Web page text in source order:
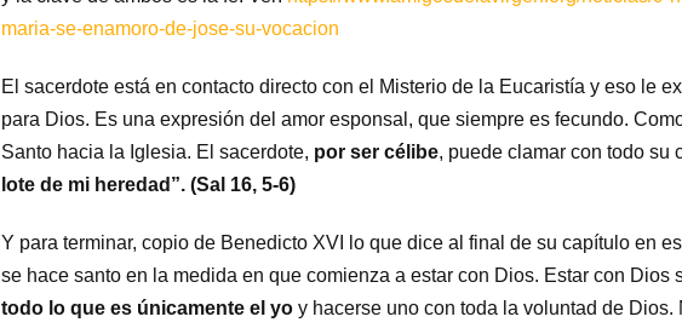
maria-se-enamoro-de-jose-su-vocacion
El sacerdote está en contacto directo con el Misterio de la Eucaristía y eso le
para Dios. Es una expresión del amor esponsal, que siempre es fecundo.
Santo hacia la Iglesia. El sacerdote, por ser célibe, puede clamar con todo su
lote de mi heredad”. (Sal 16, 5-6)
Y para terminar, copio de Benedicto XVI lo que dice al final de su capítulo en
se hace santo en la medida en que comienza a estar con Dios. Estar con Dios
todo lo que es únicamente el yoy hacerse uno con toda la voluntad de Dios.